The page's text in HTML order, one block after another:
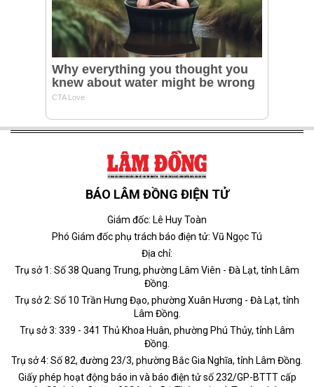
BÁO LÂM ĐỒNG ĐIỆN TỬ
Giám đốc: Lê Huy Toàn
Phó Giám đốc phụ trách báo điện tử: Vũ Ngọc Tú
Địa chỉ:
Trụ sở 1: Số 38 Quang Trung, phường Lâm Viên - Đà Lạt, tỉnh Lâm
Đồng.
Trụ sở 2: Số 10 Trần Hưng Đạo, phường Xuân Hương - Đà Lạt, tỉnh
Lâm Đồng.
Trụ sở 3: 339 - 341 Thủ Khoa Huân, phường Phú Thủy, tỉnh Lâm
Đồng.
Trụ sở 4: Số 82, đường 23/3, phường Bắc Gia Nghĩa, tỉnh Lâm Đồng.
Giấy phép hoạt động báo in và báo điện tử số 232/GP-BTTT cấp